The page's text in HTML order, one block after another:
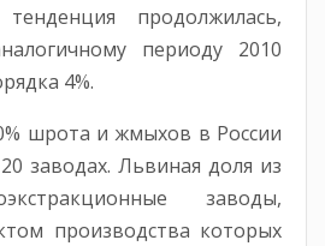
продолжилась,
периоду 2010
4%.
шрота и жмыхов в России
заводах. Львиная доля из
заводы,
производства которых